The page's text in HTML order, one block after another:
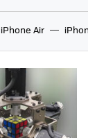
iPhone Air